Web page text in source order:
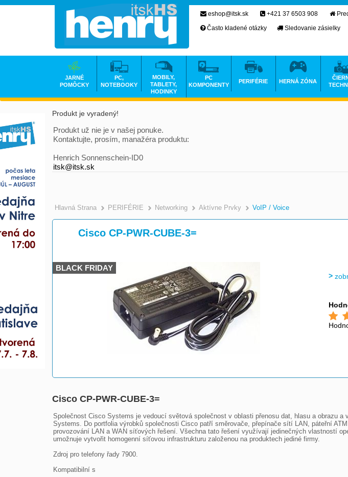
Produkt je vyradený!
Produkt už nie je v našej ponuke.
Kontaktujte, prosím, manažéra produktu:
Henrich Sonnenschein-ID0
itsk@itsk.sk
Hlavná Strana >
PERIFÉRIE >
Networking >
Aktívne Prvky >VoIP / Voice
Cisco CP-PWR-CUBE-3=
BLACK FRIDAY
Cisco CP-PWR-CUBE-3=
Společnost Cisco Systems je vedoucí světová společnost v oblasti přenosu dat, hlasu a obrazu
Systems. Do portfolia výrobků společnosti Cisco patří směrovače, přepínače sítí LAN, páteřní
provozování LAN a WAN síťových řešení. Všechna tato řešení využívají jedinečných vlastností
umožnuje vytvořit homogenní síťovou infrastrukturu založenou na produktech jediné firmy.
Zdroj pro telefony řady 7900.
Kompatibilní s
eshop@itsk.sk +421 37 6503 908
Často kladené otázky
Sledovanie zásielky
JARNÉ
POMÔCKY
PC,
NOTEBOOKY
MOBILY,
TABLETY,
HODINKY
PC
KOMPONENTY
PERIFÉRIE HERNÁ ZÓNA